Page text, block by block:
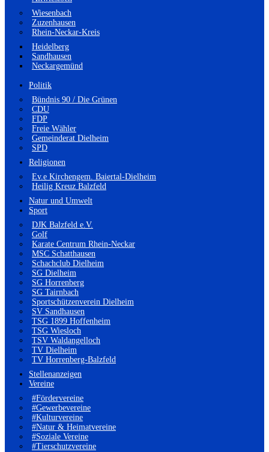
Wiesenbach
Zuzenhausen
Rhein-Neckar-Kreis
Heidelberg
Sandhausen
Neckargemünd
Politik
Bündnis 90 / Die Grünen
CDU
FDP
Freie Wähler
Gemeinderat Dielheim
SPD
Religionen
Ev.e Kirchengem. Baiertal-Dielheim
Heilig Kreuz Balzfeld
Natur und Umwelt
Sport
DJK Balzfeld e.V.
Golf
Karate Centrum Rhein-Neckar
MSC Schatthausen
Schachclub Dielheim
SG Dielheim
SG Horrenberg
SG Tairnbach
Sportschützenverein Dielheim
SV Sandhausen
TSG 1899 Hoffenheim
TSG Wiesloch
TSV Waldangelloch
TV Dielheim
TV Horrenberg-Balzfeld
Stellenanzeigen
Vereine
#Fördervereine
#Gewerbevereine
#Kulturvereine
#Natur & Heimatvereine
#Soziale Vereine
#Tierschutzvereine